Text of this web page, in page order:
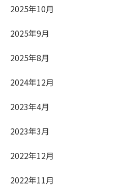
2025年10月
2025年9月
2025年8月
2024年12月
2023年4月
2023年3月
2022年12月
2022年11月